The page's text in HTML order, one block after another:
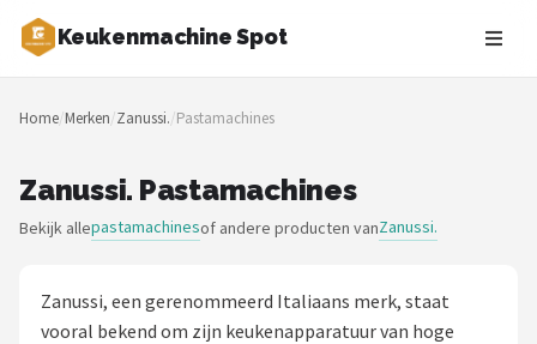
Keukenmachine Spot
Zoeken
NAVIGATIE
Merken
Home/Merken/Zanussi./Pastamachines
Zanussi. Pastamachines
Bekijk allepastamachinesof andere producten vanZanussi.
Zanussi, een gerenommeerd Italiaans merk, staat
vooral bekend om zijn keukenapparatuur van hoge